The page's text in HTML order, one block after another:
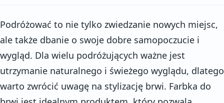
Podróżować to nie tylko zwiedzanie nowych miejsc,
ale także dbanie o swoje dobre samopoczucie i
wygląd. Dla wielu podróżujących ważne jest
utrzymanie naturalnego i świeżego wyglądu, dlatego
warto zwrócić uwagę na stylizację brwi. Farbka do